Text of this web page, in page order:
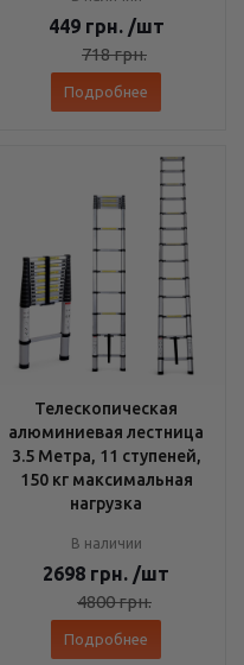
449 грн. /шт
718грн.
Подробнее
Телескопическая
алюминиевая лестница
3.5 Метра, 11 ступеней,
150 кг максимальная
нагрузка
В наличии
2698 грн. /шт
4800грн.
Подробнее